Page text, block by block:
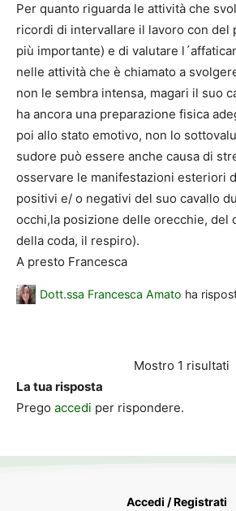
Per quanto riguarda le attività che
ricordi di intervallare il lavoro con del
più importante) e di valutare
nelle attività che è chiamato a
non le sembra intensa, magari il suo
ha ancora una preparazione fisica
poi allo stato emotivo, non lo
sudore può essere anche causa di
osservare le manifestazioni esteriori
positivi e/ o negativi del suo cavallo
occhi,la posizione delle orecchie, del
della coda, il respiro).
A presto Francesca
Dott.ssa Francesca Amato ha
Mostro 1 risultati
La tua risposta
Prego accedi per rispondere.
Accedi / Registrati